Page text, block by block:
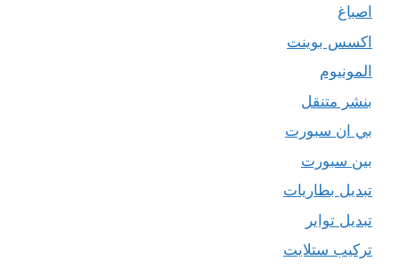
اصباغ
اكسس بوينت
المونيوم
بنشر متنقل
بي ان سبورت
بين سبورت
تبديل بطاريات
تبديل تواير
تركيب ستلايت